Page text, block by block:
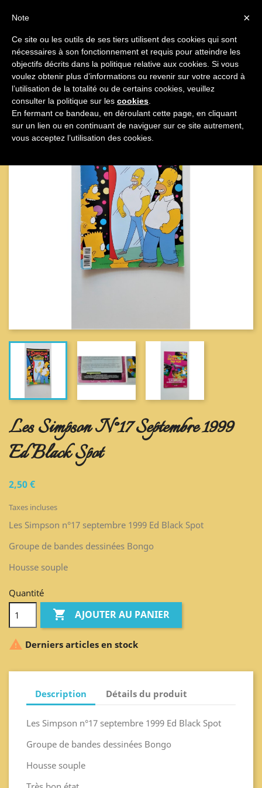


Les Simpson N°17 Septembre 1999
Ed Black Spot
2,50 €
Taxes incluses
Les Simpson n°17 septembre 1999 Ed Black Spot
Groupe de bandes dessinées Bongo
Housse souple
Quantité
 AJOUTER AU PANIER
 Derniers articles en stock
Description Détails du produit
Les Simpson n°17 septembre 1999 Ed Black Spot
Groupe de bandes dessinées Bongo
Housse souple
×
Note
Ce site ou les outils de ses tiers utilisent des cookies qui sont
nécessaires à son fonctionnement et requis pour atteindre les
objectifs décrits dans la politique relative aux cookies. Si vous
voulez obtenir plus d’informations ou revenir sur votre accord à
l’utilisation de la totalité ou de certains cookies, veuillez
consulter la politique sur les cookies
En fermant ce bandeau, en déroulant cette page, en cliquant
sur un lien ou en continuant de naviguer sur ce site autrement,
vous acceptez l’utilisation des cookies.